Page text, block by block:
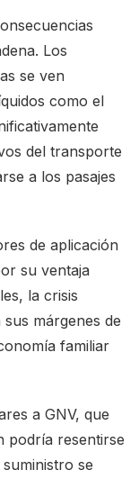
Los
se ven
como el
del transporte
a los pasajes
de aplicación
su ventaja
la crisis
márgenes de
familiar
a GNV, que
podría resentirse
se